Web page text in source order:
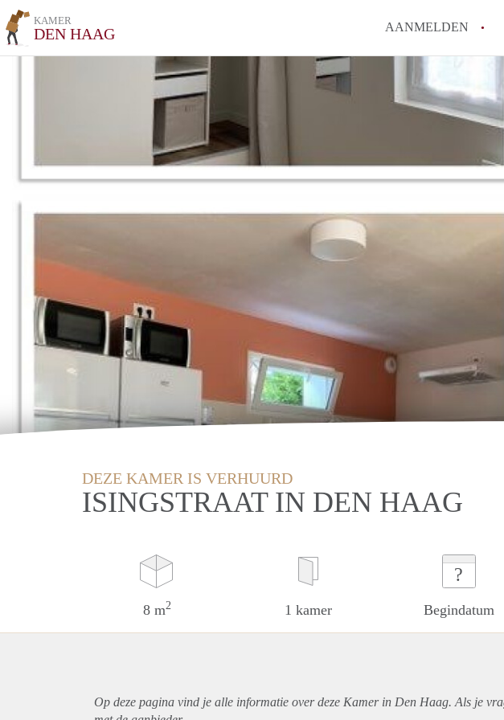
KAMER
DEN HAAG AANMELDEN
DEZE KAMER IS VERHUURD
ISINGSTRAAT IN DEN HAAG
8 m2 1 kamer
?
Begindatum
Op deze pagina vind je alle informatie over deze Kamer in Den Haag. Als je